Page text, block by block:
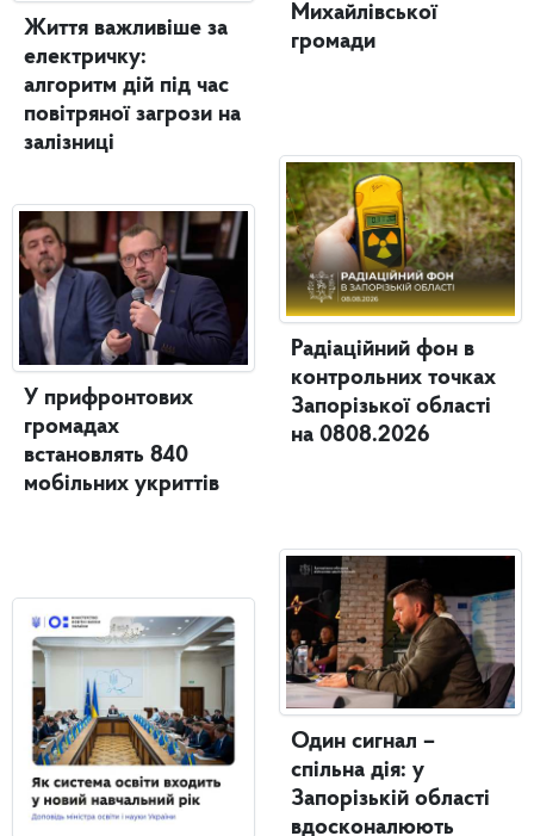
Життя важливіше за
електричку:
алгоритм дій під час
повітряної загрози на
залізниці
У прифронтових
громадах
встановлять 840
мобільних укриттів
Михайлівської
громади
Радіаційний фон в
контрольних точках
Запорізької області
на 0808.2026
Один сигнал –
спільна дія: у
Запорізькій області
вдосконалюють